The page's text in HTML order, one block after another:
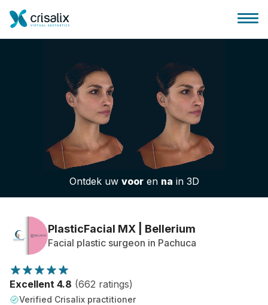
Huis chirurg
3D business platform
Patiëntrecensies
Ontdek uw vooren na in 3D
PlasticFacial MX | Bellerium
Facial plastic surgeon in Pachuca
Excellent 4.8 (662 ratings)
Verified Crisalix practitioner